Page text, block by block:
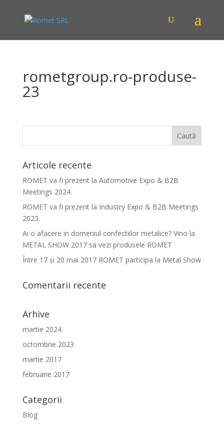
rometgroup.ro-produse-
23
Articole recente
ROMET va fi prezent la Automotive Expo & B2B
Meetings 2024.
ROMET va fi prezent la Industry Expo & B2B Meetings
2023.
Ai o afacere in domeniul confectiilor metalice? Vino la
METAL SHOW 2017 sa vezi produsele ROMET
Între 17 şi 20 mai 2017 ROMET participa la Metal Show
Comentarii recente
Arhive
martie 2024
octombrie 2023
martie 2017
februarie 2017
Categorii
Blog